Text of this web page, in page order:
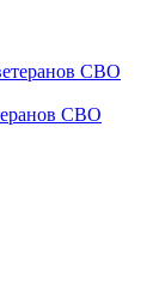
СВО